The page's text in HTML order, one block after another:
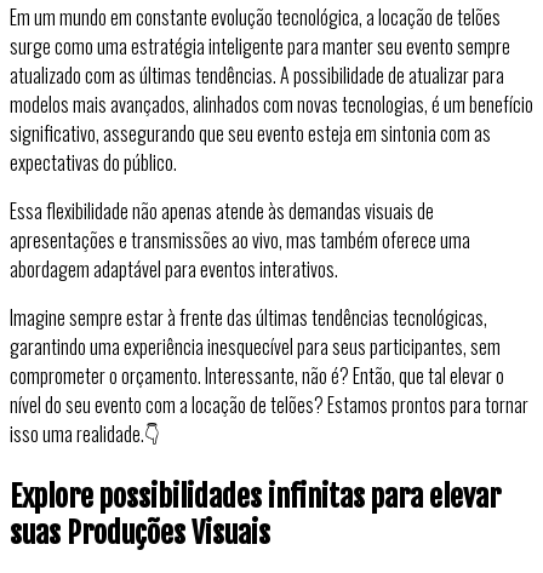
Em um mundo em constante evolução tecnológica, a locação de telões
surge como uma estratégia inteligente para manter seu evento sempre
atualizado com as últimas tendências. A possibilidade de atualizar para
modelos mais avançados, alinhados com novas tecnologias, é um benefício
significativo, assegurando que seu evento esteja em sintonia com as
expectativas do público.
Essa flexibilidade não apenas atende às demandas visuais de
apresentações e transmissões ao vivo, mas também oferece uma
abordagem adaptável para eventos interativos.
Imagine sempre estar à frente das últimas tendências tecnológicas,
garantindo uma experiência inesquecível para seus participantes, sem
comprometer o orçamento. Interessante, não é? Então, que tal elevar o
nível do seu evento com a locação de telões? Estamos prontos para tornar
isso uma realidade.👇
Explore possibilidades infinitas para elevar
suas Produções Visuais